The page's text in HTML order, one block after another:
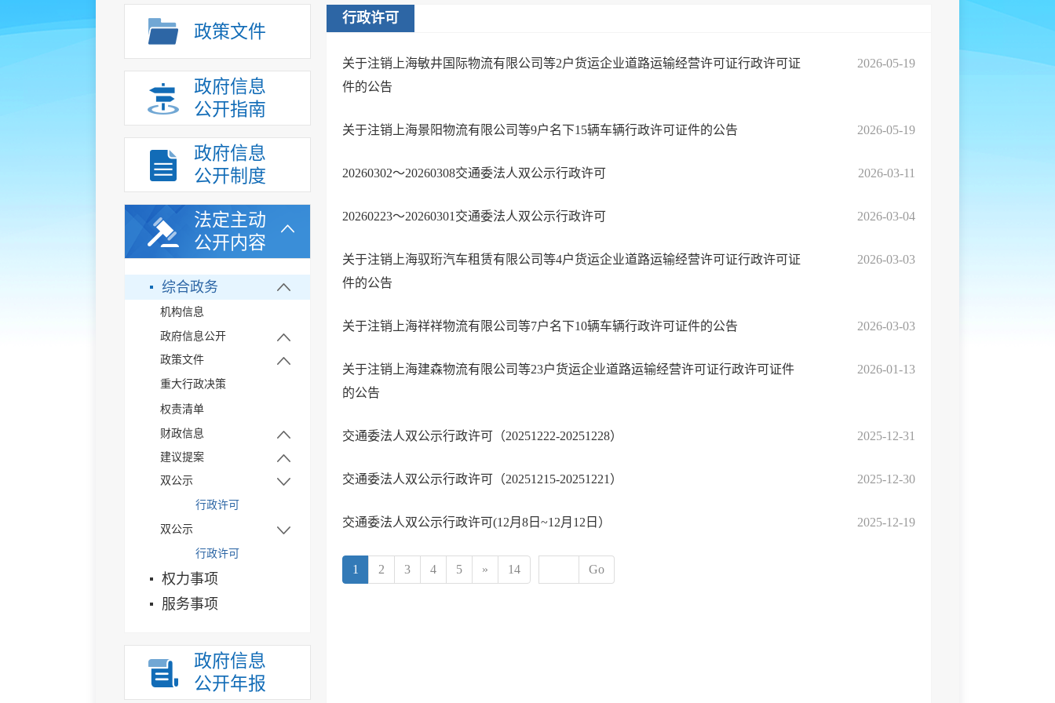
政策文件
政府信息
公开指南
政府信息
公开制度
法定主动
公开内容
综合政务
机构信息
政府信息公开
政府信息公开年报
依申请公开
政策文件
政策解读
政策解读
重大行政决策
权责清单
财政信息
部门预决算
建议提案
区级建议结果公开
区级建议结果公开
区级建议结果公开
区级提案结果公开
区级提案结果公开
区级提案结果公开
双公示
行政许可
双公示
行政许可
权力事项
服务事项
政府信息
公开年报
行政许可
2026-05-19
关于注销上海敏井国际物流有限公司等2户货运企业道路运输经营许可证行政许可证
件的公告
2026-05-19
关于注销上海景阳物流有限公司等9户名下15辆车辆行政许可证件的公告
2026-03-11
20260302～20260308交通委法人双公示行政许可
2026-03-04
20260223～20260301交通委法人双公示行政许可
2026-03-03
关于注销上海驭珩汽车租赁有限公司等4户货运企业道路运输经营许可证行政许可证
件的公告
2026-03-03
关于注销上海祥祥物流有限公司等7户名下10辆车辆行政许可证件的公告
2026-01-13
关于注销上海建森物流有限公司等23户货运企业道路运输经营许可证行政许可证件
的公告
2025-12-31
交通委法人双公示行政许可（20251222-20251228）
2025-12-30
交通委法人双公示行政许可（20251215-20251221）
2025-12-19
交通委法人双公示行政许可(12月8日~12月12日）
1 2 3 4 5 » 14 Go